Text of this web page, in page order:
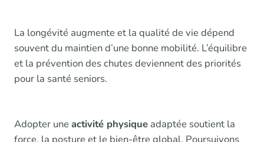
La longévité augmente et la qualité de vie dépend
souvent du maintien d’une bonne mobilité. L’équilibre
et la prévention des chutes deviennent des priorités
pour la santé seniors.
Adopter une activité physique adaptée soutient la